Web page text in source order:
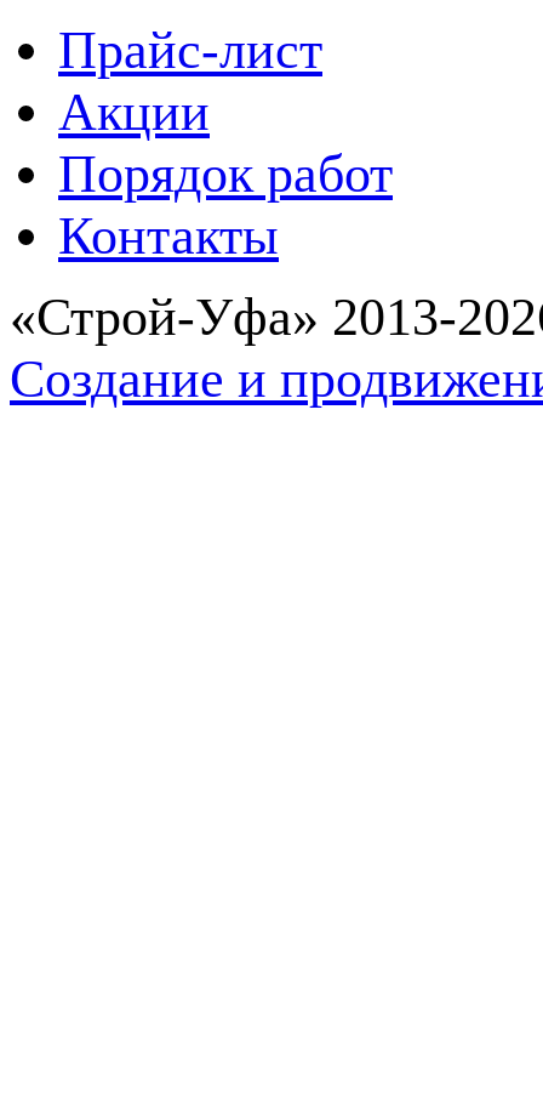
Прайс-лист
Акции
Порядок работ
Контакты
«Строй-Уфа» 2013-
Создание и